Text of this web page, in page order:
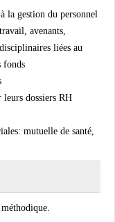
la gestion du personnel
avenants,
liées au
fonds
leurs dossiers RH
mutuelle de santé,